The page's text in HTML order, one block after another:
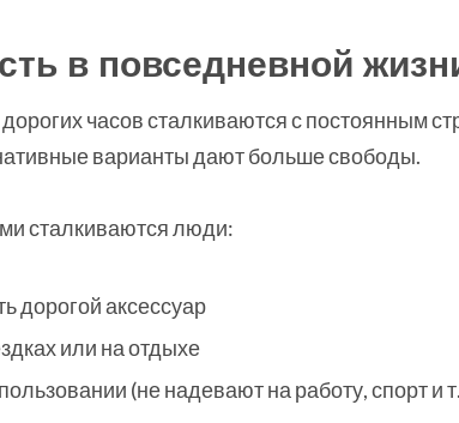
в повседневной
часов сталкиваются с постоянным
варианты дают больше свободы.
сталкиваются люди:
дорогой аксессуар
или на отдыхе
(не надевают на работу, спорт и